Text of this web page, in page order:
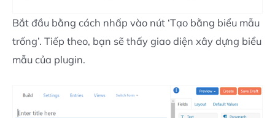
Bắt đầu bằng cách nhấp vào nút ‘Tạo bằng biểu mẫu
trống’. Tiếp theo, bạn sẽ thấy giao diện xây dựng biểu
mẫu của plugin.